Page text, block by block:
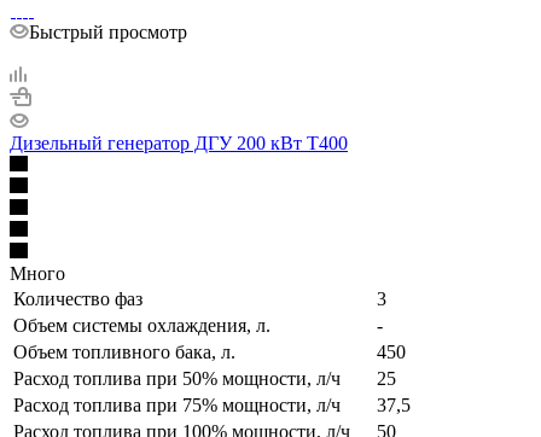
Быстрый просмотр
Дизельный генератор ДГУ 200 кВт Т400
Много
Количество фаз
3
Объем системы охлаждения, л.
-
Объем топливного бака, л.
450
Расход топлива при 50% мощности, л/ч
25
Расход топлива при 75% мощности, л/ч
37,5
Расход топлива при 100% мощности, л/ч
50